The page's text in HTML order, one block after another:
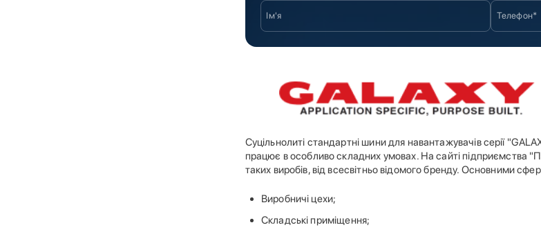
Суцільнолиті стандартні шини для навантажувачів серії
працює в особливо складних умовах. На сайті підприємства
таких виробів, від всесвітньо відомого бренду. Основними
Виробничі цехи;
Складські приміщення;